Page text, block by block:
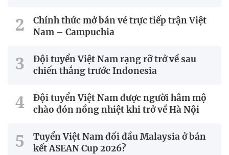
Chính thức mở bán vé trực tiếp trận Việt
Nam – Campuchia
Đội tuyển Việt Nam rạng rỡ trở về sau
chiến thắng trước Indonesia
Đội tuyển Việt Nam được người hâm mộ
chào đón nồng nhiệt khi trở về Hà Nội
Tuyển Việt Nam đối đầu Malaysia ở bán
kết ASEAN Cup 2026?